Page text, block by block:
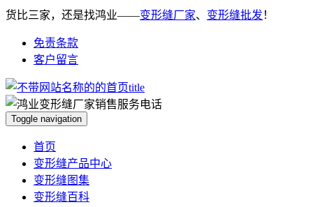
货比三家，还是找鸿业——变形缝厂家、 变形缝批发 ！
免责条款
客户留言
Toggle navigation
首页
变形缝产品中心
变形缝图集
变形缝百科